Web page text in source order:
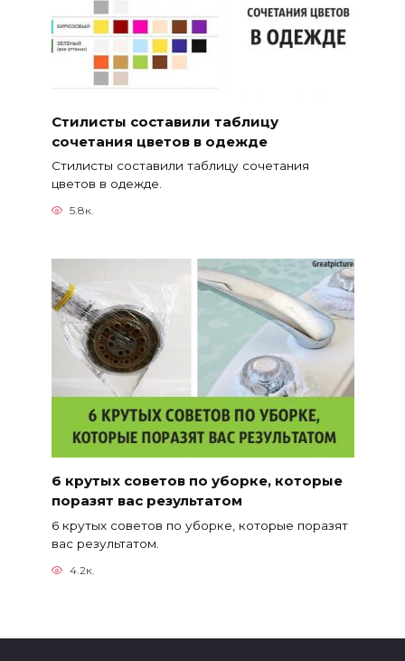
Стилисты составили таблицу
сочетания цветов в одежде
Стилисты составили таблицу сочетания
цветов в одежде.
5.8к.
6 крутых советов по уборке, которые
поразят вас результатом
6 крутых советов по уборке, которые поразят
вас результатом.
4.2к.